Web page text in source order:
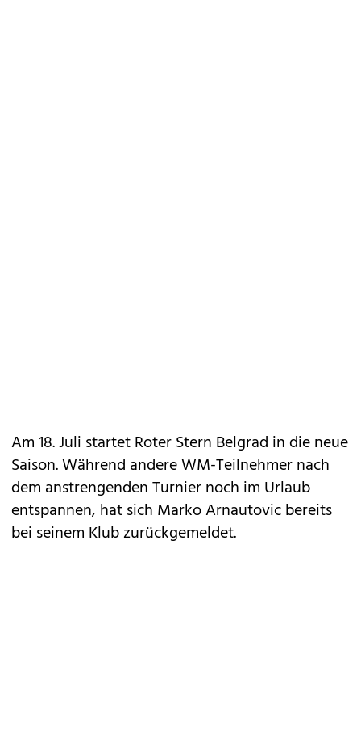
Am 18. Juli startet Roter Stern Belgrad in die neue
Saison. Während andere WM-Teilnehmer nach
dem anstrengenden Turnier noch im Urlaub
entspannen, hat sich Marko Arnautovic bereits
bei seinem Klub zurückgemeldet.